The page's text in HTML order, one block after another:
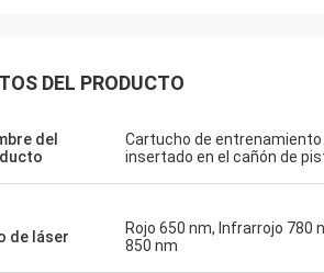
estoy
podrían ser
Su precisión y
DEL PRODUCTO
del
Cartucho de entrenamiento
insertado en el cañón de
de láser
Rojo 650 nm, Infrarrojo 780
850 nm